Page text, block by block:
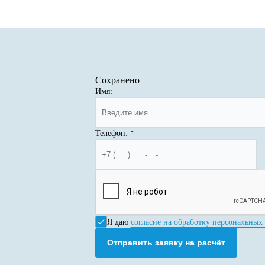
Сохранено
Имя:
Телефон: *
Я даю согласие на обработку
Отправить заявку на расчёт